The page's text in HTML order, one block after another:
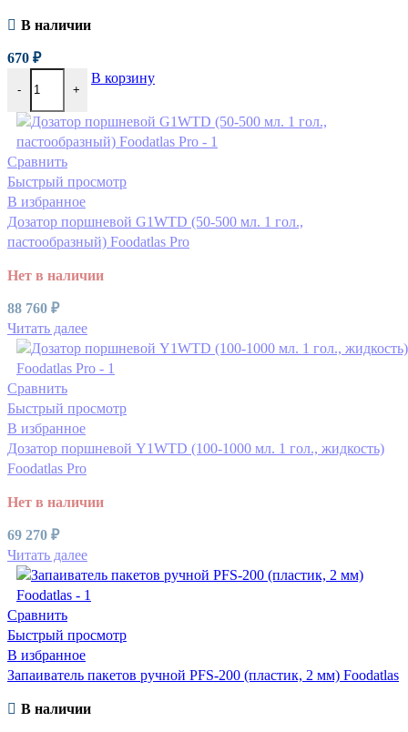
В наличии
670 ₽
- +
В корзину
Сравнить
Быстрый просмотр
В избранное
Дозатор поршневой G1WTD (50-500 мл. 1 гол.,
пастообразный) Foodatlas Pro
Нет в наличии
88 760 ₽
Читать далее
Сравнить
Быстрый просмотр
В избранное
Дозатор поршневой Y1WTD (100-1000 мл. 1 гол., жидкость)
Foodatlas Pro
Нет в наличии
69 270 ₽
Читать далее
Сравнить
Быстрый просмотр
В избранное
Запаиватель пакетов ручной PFS-200 (пластик, 2 мм) Foodatlas
В наличии